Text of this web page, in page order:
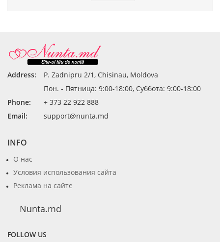
Address:
P. Zadnipru 2/1, Chisinau, Moldova
Пон. - Пятница: 9:00-18:00, Суббота: 9:00-18:00
Phone:
+ 373 22 922 888
Email:
support@nunta.md
INFO
О нас
Условия использования сайта
Реклама на сайте
Nunta.md
FOLLOW US